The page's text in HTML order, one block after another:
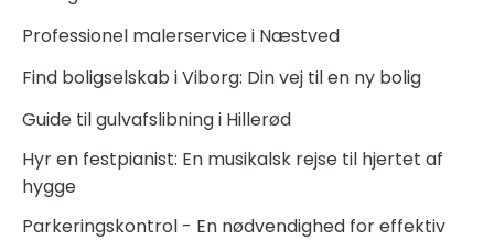
Professionel malerservice i Næstved
Find boligselskab i Viborg: Din vej til en ny bolig
Guide til gulvafslibning i Hillerød
Hyr en festpianist: En musikalsk rejse til hjertet af
hygge
Parkeringskontrol - En nødvendighed for effektiv